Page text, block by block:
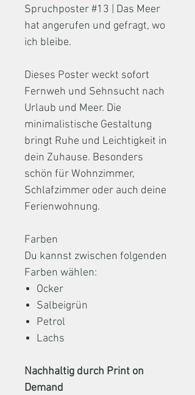
Spruchposter #13 | Das Meer
hat angerufen und gefragt, wo
ich bleibe.
Dieses Poster weckt sofort
Fernweh und Sehnsucht nach
Urlaub und Meer. Die
minimalistische Gestaltung
bringt Ruhe und Leichtigkeit in
dein Zuhause. Besonders
schön für Wohnzimmer,
Schlafzimmer oder auch deine
Ferienwohnung.
Farben
Du kannst zwischen folgenden
Farben wählen:
Ocker
Salbeigrün
Petrol
Lachs
Nachhaltig durch Print on
Demand